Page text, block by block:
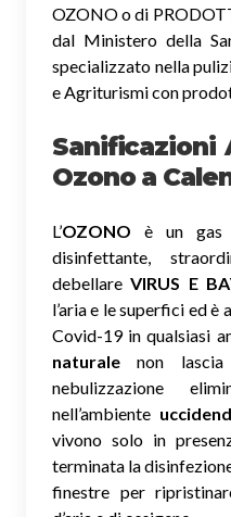
OZONO o di
dal Ministero della
specializzato nella
e Agriturismi con
Sanificazioni
Ozonoa
L’OZONO è un gas
disinfettante,
debellareVIRUS E
l’aria e le superfici ed
Covid-19 in qualsiasi
naturale non
nebulizzazione
nell’ambiente
vivono solo in
terminata la
finestre per